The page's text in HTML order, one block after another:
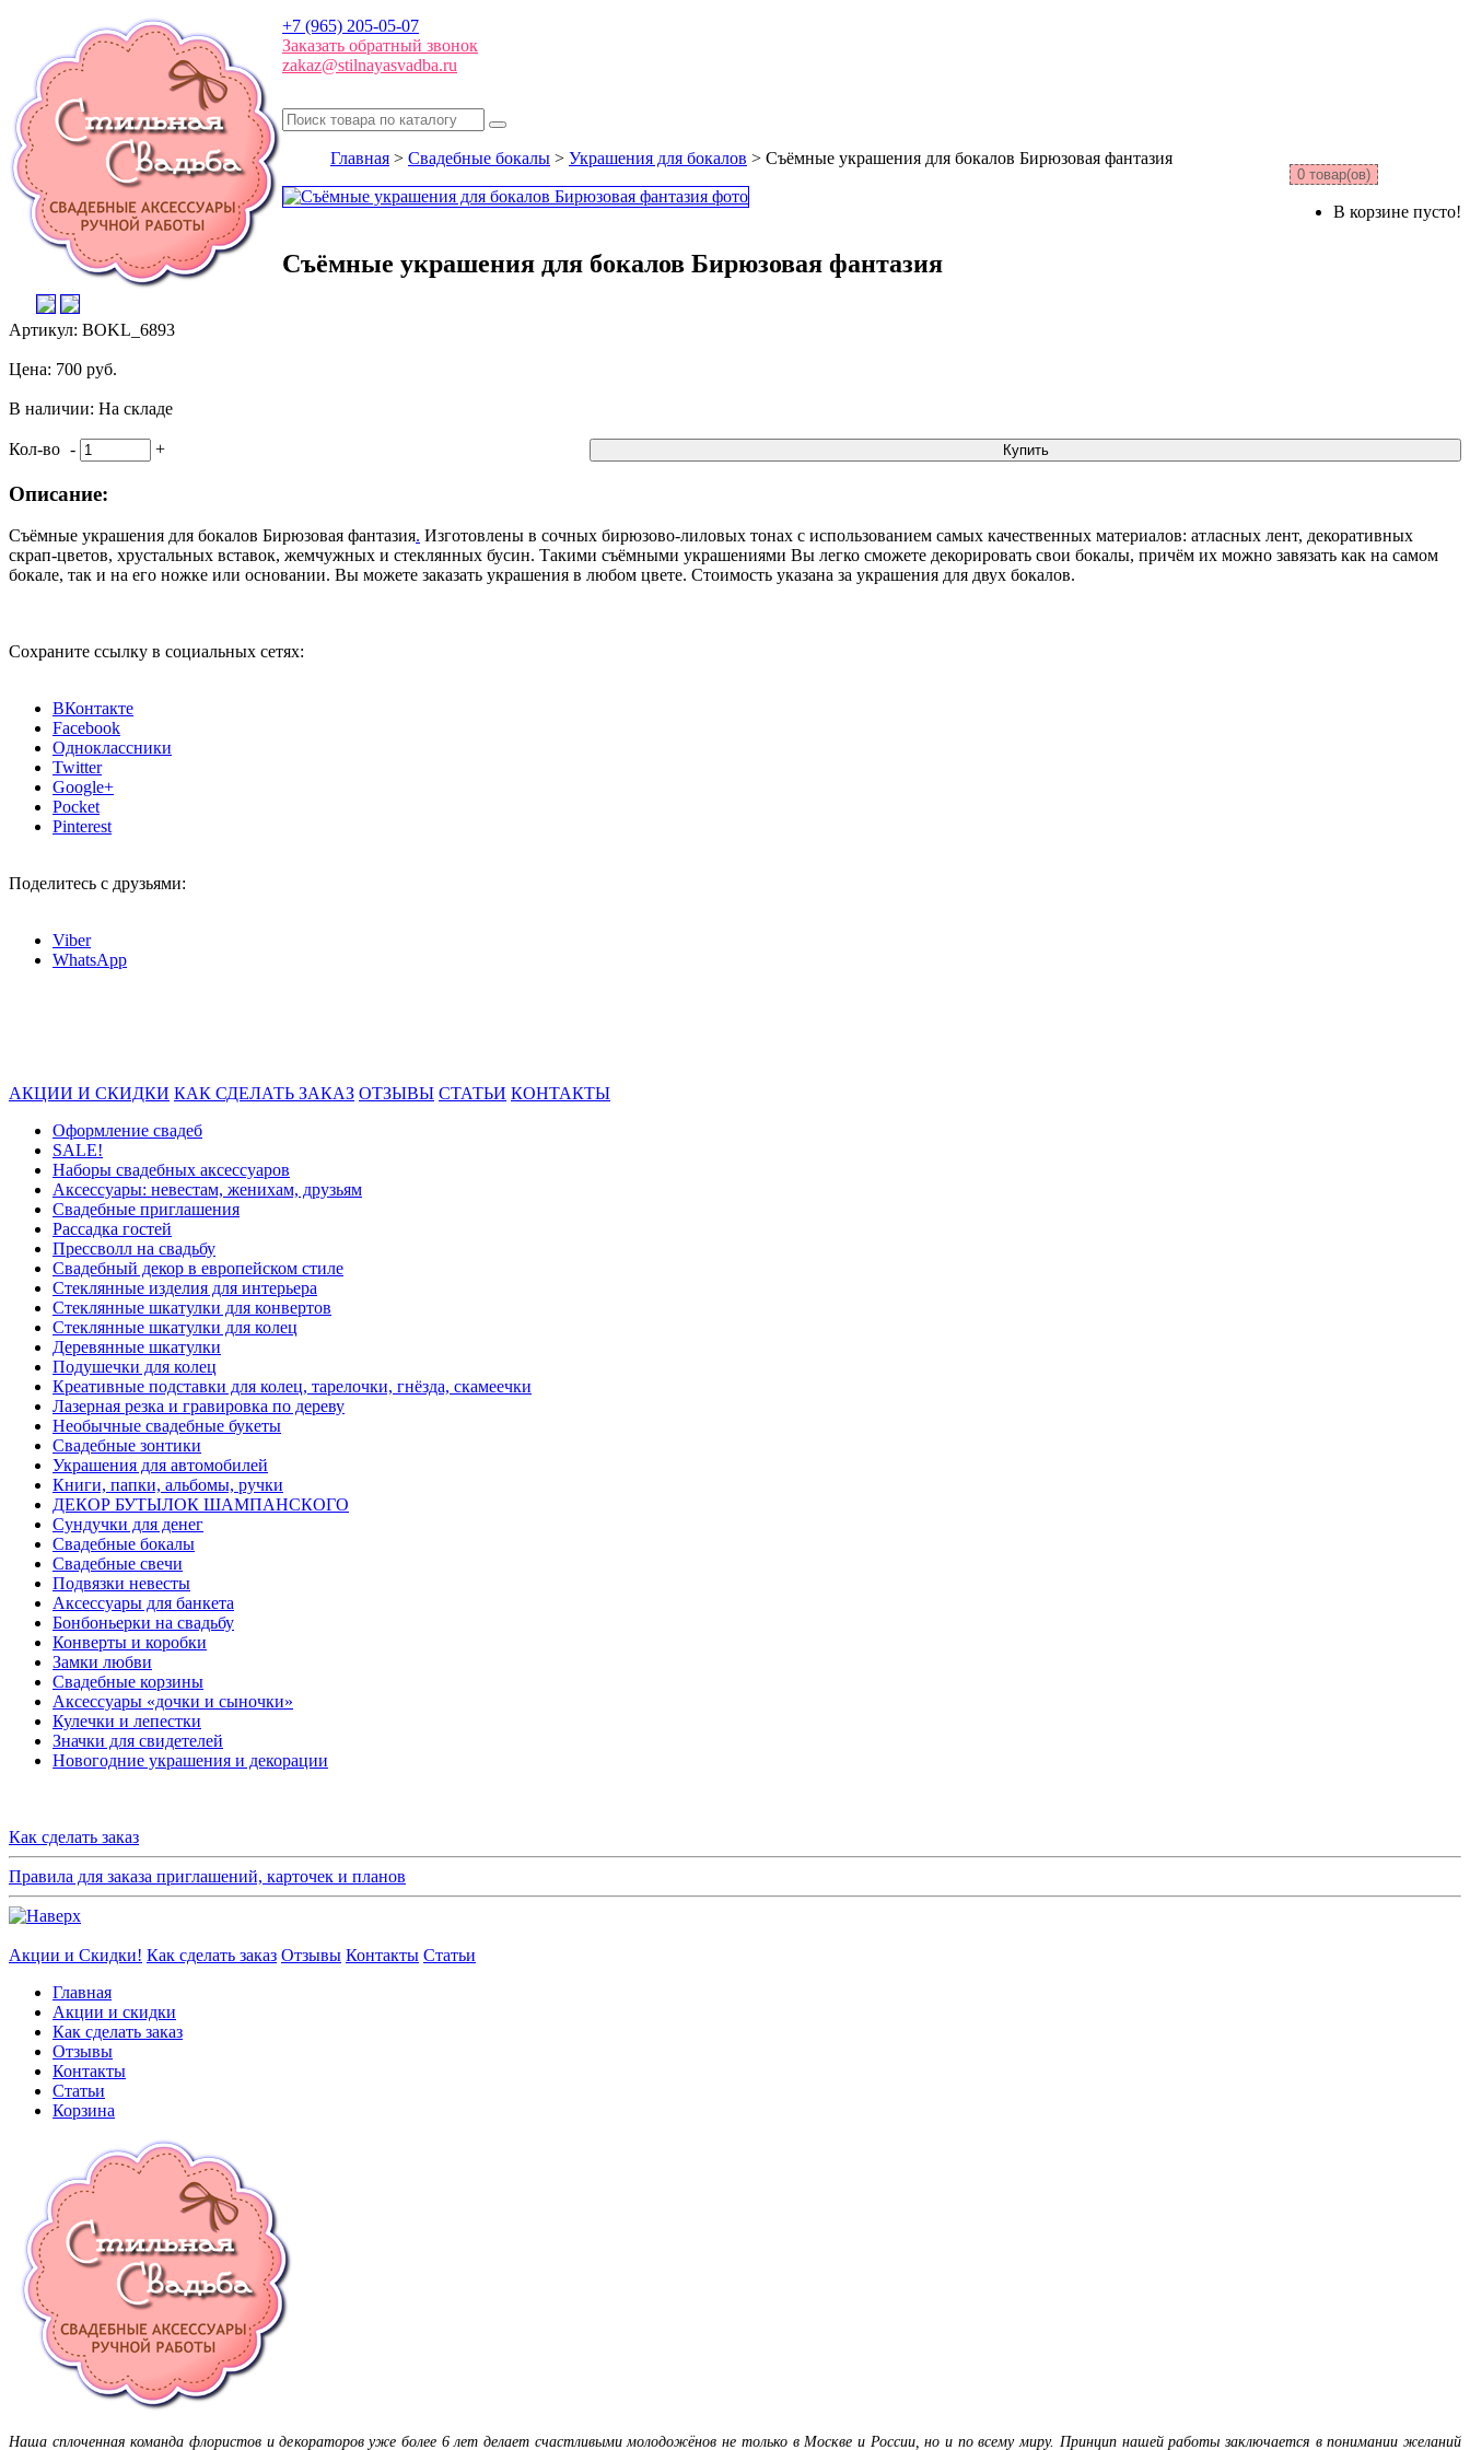
+7 (965) 205-05-07
Заказать обратный звонок
zakaz@stilnayasvadba.ru
0 товар(ов)
В корзине пусто!
Главная > Свадебные бокалы > Украшения для бокалов > Съёмные украшения для бокалов Бирюзовая фантазия
Съёмные украшения для бокалов Бирюзовая фантазия
Артикул: BOKL_6893
Цена: 700 руб.
В наличии: На складе
Кол-во - + Купить
Описание:
Съёмные украшения для бокалов Бирюзовая фантазия. Изготовлены в сочных бирюзово-лиловых тонах с использованием самых качественных материалов: атласных лент, декоративных
скрап-цветов, хрустальных вставок, жемчужных и стеклянных бусин. Такими съёмными украшениями Вы легко сможете декорировать свои бокалы, причём их можно завязать как на самом
бокале, так и на его ножке или основании. Вы можете заказать украшения в любом цвете. Стоимость указана за украшения для двух бокалов.
Сохраните ссылку в социальных сетях:
ВКонтакте
Facebook
Одноклассники
Twitter
Google+
Pocket
Pinterest
Поделитесь с друзьями:
Viber
WhatsApp
АКЦИИ И СКИДКИ КАК СДЕЛАТЬ ЗАКАЗ ОТЗЫВЫ СТАТЬИ КОНТАКТЫ
Оформление свадеб
SALE!
Наборы свадебных аксессуаров
Аксессуары: невестам, женихам, друзьям
Свадебные приглашения
Рассадка гостей
Прессволл на свадьбу
Свадебный декор в европейском стиле
Стеклянные изделия для интерьера
Стеклянные шкатулки для конвертов
Cтеклянные шкатулки для колец
Деревянные шкатулки
Подушечки для колец
Креативные подставки для колец, тарелочки, гнёзда, скамеечки
Лазерная резка и гравировка по дереву
Необычные свадебные букеты
Свадебные зонтики
Украшения для автомобилей
Книги, папки, альбомы, ручки
ДЕКОР БУТЫЛОК ШАМПАНСКОГО
Сундучки для денег
Свадебные бокалы
Свадебные свечи
Подвязки невесты
Аксессуары для банкета
Бонбоньерки на свадьбу
Конверты и коробки
Замки любви
Свадебные корзины
Аксессуары «дочки и сыночки»
Кулечки и лепестки
Значки для свидетелей
Новогодние украшения и декорации
Как сделать заказ
Правила для заказа приглашений, карточек и планов
Акции и Скидки! Как сделать заказ Отзывы Контакты Статьи
Главная
Акции и скидки
Как сделать заказ
Отзывы
Контакты
Статьи
Корзина
Наша сплоченная команда флористов и декораторов уже более 6 лет делает счастливыми молодожёнов не только в Москве и России, но и по всему миру. Принцип нашей работы заключается в понимании желаний